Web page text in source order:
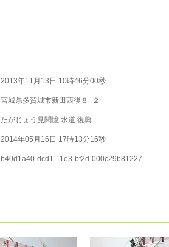
2013年11月13日 10時46分00秒
宮城県多賀城市新田西後８−２
たがじょう見聞憶 水道 復興
2014年05月16日 17時13分16秒
b40d1a40-dcd1-11e3-bf2d-000c29b81227